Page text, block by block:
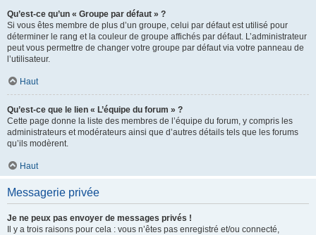
Qu’est-ce qu’un « Groupe par défaut » ?
Si vous êtes membre de plus d’un groupe, celui par défaut est utilisé pour
déterminer le rang et la couleur de groupe affichés par défaut. L’administrateur
peut vous permettre de changer votre groupe par défaut via votre panneau de
l’utilisateur.
Haut
Qu’est-ce que le lien « L’équipe du forum » ?
Cette page donne la liste des membres de l’équipe du forum, y compris les
administrateurs et modérateurs ainsi que d’autres détails tels que les forums
qu’ils modèrent.
Haut
Messagerie privée
Je ne peux pas envoyer de messages privés !
Il y a trois raisons pour cela : vous n’êtes pas enregistré et/ou connecté,